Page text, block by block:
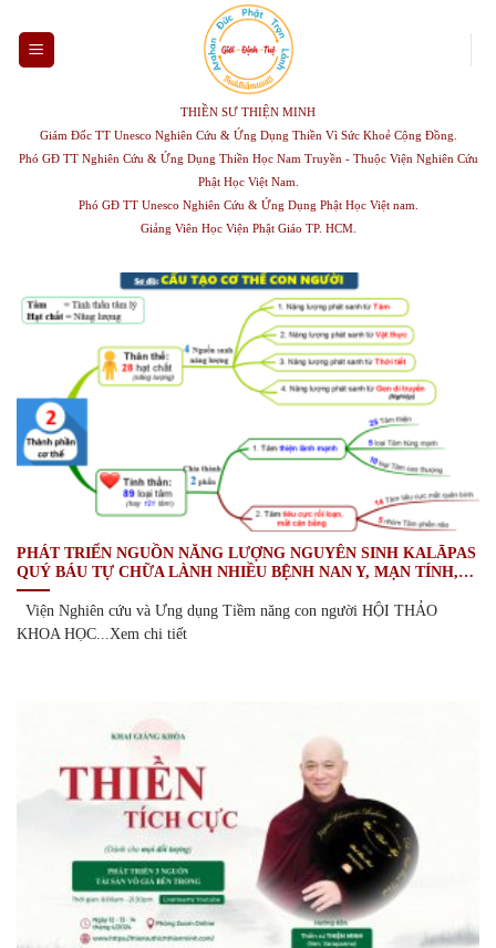
content
THIỀN SƯ THIỆN MINH
Giám Đốc TT Unesco Nghiên Cứu & Ứng Dụng Thiền Vì Sức Khoẻ Cộng Đồng.
Phó GĐ TT Nghiên Cứu & Ứng Dụng Thiền Học Nam Truyền - Thuộc Viện Nghiên Cứu
Phật Học Việt Nam.
Phó GĐ TT Unesco Nghiên Cứu & Ứng Dụng Phật Học Việt nam.
Giảng Viên Học Viện Phật Giáo TP. HCM.
PHÁT TRIỂN NGUỒN NĂNG LƯỢNG NGUYÊN SINH KALĀPAS
QUÝ BÁU TỰ CHỮA LÀNH NHIỀU BỆNH NAN Y, MẠN TÍNH,…
Viện Nghiên cứu và Ưng dụng Tiềm năng con người HỘI THẢO
KHOA HỌC...Xem chi tiết